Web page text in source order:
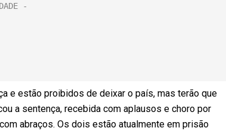
e estão proibidos de deixar o país, mas terão que
a sentença, recebida com aplausos e choro por
abraços. Os dois estão atualmente em prisão